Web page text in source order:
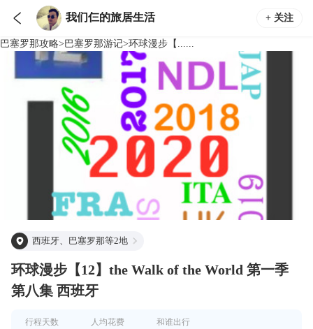
 我们仨的旅居生活 + 关注
巴塞罗那攻略> 巴塞罗那游记>环球漫步【......
西班牙、巴塞罗那等2地
环球漫步【12】the Walk of the World 第一季
第八集 西班牙
行程天数 人均花费 和谁出行